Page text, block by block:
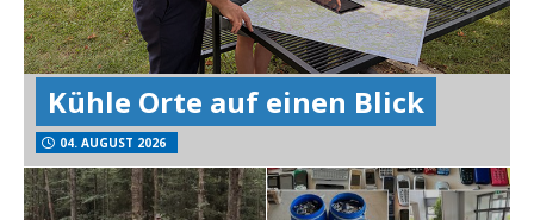
Kühle Orte auf einen Blick
04. AUGUST 2026